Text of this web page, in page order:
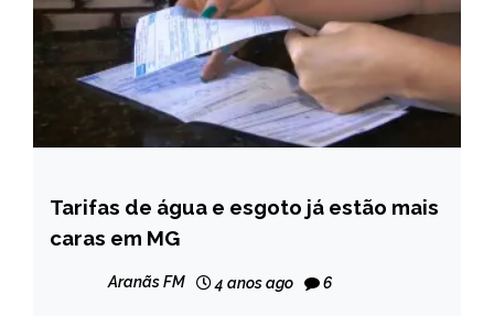
MINAS
GERAIS
NOTÍCIAS
Tarifas de água e esgoto já estão mais
caras em MG
Aranãs FM 4 anos ago 6